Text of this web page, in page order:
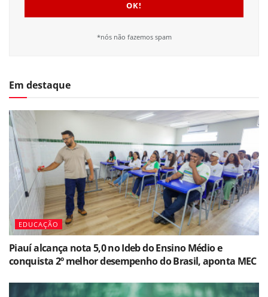
*nós não fazemos spam
Em destaque
EDUCAÇÃO
Piauí alcança nota 5,0 no Ideb do Ensino Médio e
conquista 2º melhor desempenho do Brasil, aponta MEC